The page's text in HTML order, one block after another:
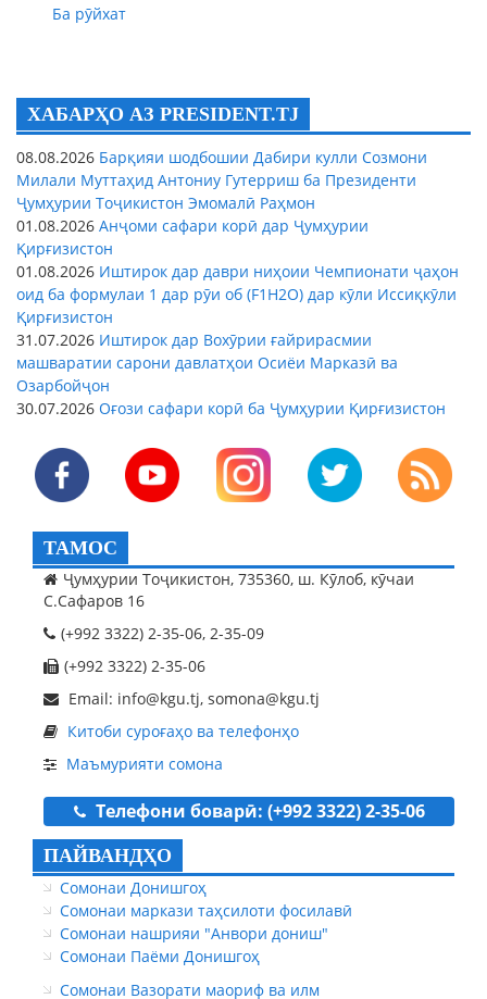
Ба рӯйхат
ХАБАРҲО АЗ PRESIDENT.TJ
08.08.2026 Барқияи шодбошии Дабири кулли Созмони
Милали Муттаҳид Антониу Гутерриш ба Президенти
Ҷумҳурии Тоҷикистон Эмомалӣ Раҳмон
01.08.2026 Анҷоми сафари корӣ дар Ҷумҳурии
Қирғизистон
01.08.2026 Иштирок дар даври ниҳоии Чемпионати ҷаҳон
оид ба формулаи 1 дар рӯи об (F1H2O) дар кӯли Иссиқкӯли
Қирғизистон
31.07.2026 Иштирок дар Вохӯрии ғайрирасмии
машваратии сарони давлатҳои Осиёи Марказӣ ва
Озарбойҷон
30.07.2026 Оғози сафари корӣ ба Ҷумҳурии Қирғизистон
ТАМОС
Ҷумҳурии Тоҷикистон, 735360, ш. Кӯлоб, кӯчаи
С.Сафаров 16
(+992 3322) 2-35-06, 2-35-09
(+992 3322) 2-35-06
Email: info@kgu.tj, somona@kgu.tj
Китоби суроғаҳо ва телефонҳо
Маъмурияти сомона
Телефони боварӣ: (+992 3322) 2-35-06
ПАЙВАНДҲО
Сомонаи Донишгоҳ
Сомонаи маркази таҳсилоти фосилавӣ
Сомонаи нашрияи "Анвори дониш"
Сомонаи Паёми Донишгоҳ
Сомонаи Вазорати маориф ва илм